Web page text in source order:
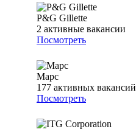
P&G Gillette
2 активные вакансии
Посмотреть
Марс
177 активных вакансий
Посмотреть